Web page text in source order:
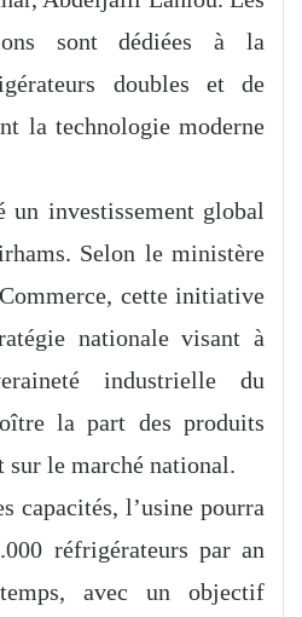
sont dédiées à la
doubles et de
la technologie moderne
investissement global
Selon le ministère
cette initiative
nationale visant à
industrielle du
la part des produits
sur le marché national.
capacités, l’usine pourra
réfrigérateurs par an
avec un objectif